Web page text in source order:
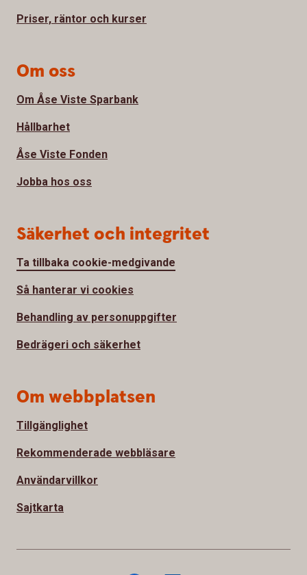
Priser, räntor och kurser
Om oss
Om Åse Viste Sparbank
Hållbarhet
Åse Viste Fonden
Jobba hos oss
Säkerhet och integritet
Ta tillbaka cookie-medgivande
Så hanterar vi cookies
Behandling av personuppgifter
Bedrägeri och säkerhet
Om webbplatsen
Tillgänglighet
Rekommenderade webbläsare
Användarvillkor
Sajtkarta